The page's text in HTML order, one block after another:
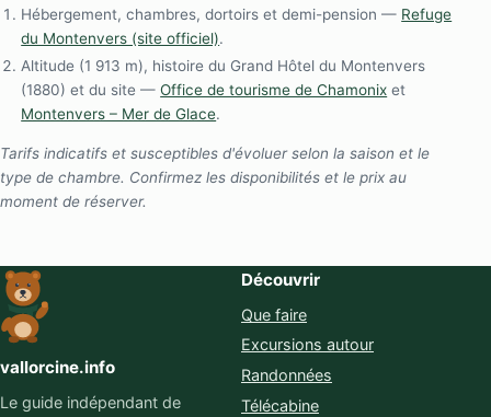
Hébergement, chambres, dortoirs et demi-pension — Refuge
du Montenvers (site officiel).
Altitude (1 913 m), histoire du Grand Hôtel du Montenvers
(1880) et du site —Office de tourisme de Chamonix et
Montenvers – Mer de Glace.
Tarifs indicatifs et susceptibles d'évoluer selon la saison et le
type de chambre. Confirmez les disponibilités et le prix au
moment de réserver.
vallorcine.info
Le guide indépendant de
Découvrir
Que faire
Excursions autour
Randonnées
Télécabine